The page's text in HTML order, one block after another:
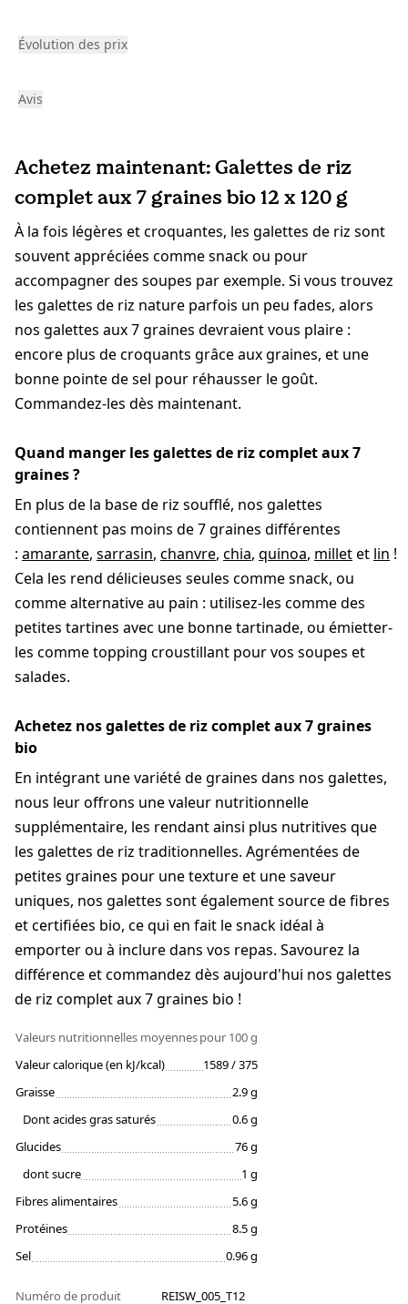
Évolution des prix
Avis
Achetez maintenant: Galettes de riz
complet aux 7 graines bio 12 x 120 g
À la fois légères et croquantes, les galettes de riz sont
souvent appréciées comme snack ou pour
accompagner des soupes par exemple. Si vous trouvez
les galettes de riz nature parfois un peu fades, alors
nos galettes aux 7 graines devraient vous plaire :
encore plus de croquants grâce aux graines, et une
bonne pointe de sel pour réhausser le goût.
Commandez-les dès maintenant.
Quand manger les galettes de riz complet aux 7
graines ?
En plus de la base de riz soufflé, nos galettes
contiennent pas moins de 7 graines différentes
: amarante, sarrasin, chanvre, chia, quinoa, milletet lin !
Cela les rend délicieuses seules comme snack, ou
comme alternative au pain : utilisez-les comme des
petites tartines avec une bonne tartinade, ou émietter-
les comme topping croustillant pour vos soupes et
salades.
Achetez nos galettes de riz complet aux 7 graines
bio
En intégrant une variété de graines dans nos galettes,
nous leur offrons une valeur nutritionnelle
supplémentaire, les rendant ainsi plus nutritives que
les galettes de riz traditionnelles. Agrémentées de
petites graines pour une texture et une saveur
uniques, nos galettes sont également source de fibres
et certifiées bio, ce qui en fait le snack idéal à
emporter ou à inclure dans vos repas. Savourez la
différence et commandez dès aujourd'hui nos galettes
de riz complet aux 7 graines bio !
Valeurs nutritionnelles moyennespour 100 g
Valeur calorique (en kJ/kcal)
1589 / 375
Graisse
2.9 g
Dont acides gras saturés
0.6 g
Glucides
76 g
dont sucre
1 g
Fibres alimentaires
5.6 g
Protéines
8.5 g
Sel
0.96 g
Numéro de produit REISW_005_T12